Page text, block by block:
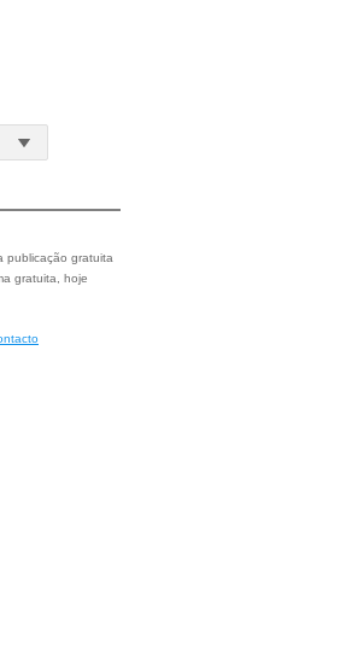
publicação gratuita
gratuita, hoje